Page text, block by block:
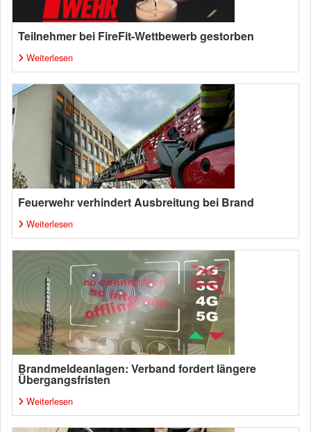
Teilnehmer bei FireFit-Wettbewerb gestorben
Weiterlesen
Feuerwehr verhindert Ausbreitung bei Brand
Weiterlesen
Brandmeldeanlagen: Verband fordert längere
Übergangsfristen
Weiterlesen